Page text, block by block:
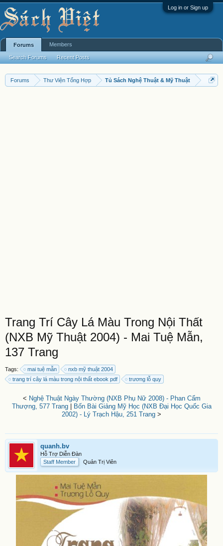
Log in or Sign up
Forums Thư Viện Tổng Hợp Tủ Sách Nghệ Thuật & Mỹ Thuật
Trang Trí Cây Lá Màu Trong Nội Thất
(NXB Mỹ Thuật 2004) - Mai Tuệ Mẫn,
137 Trang
Tags: mai tuệ mẫn
nxb mỹ thuật 2004
trang trí cây lá màu trong nội thất ebook pdf
trương lỗ quy
< Nghệ Thuật Ngày Thường (NXB Phụ Nữ 2008) - Phan Cẩm
Thượng, 577 Trang|
Bốn Bài Giảng Mỹ Học (NXB Đại Học Quốc Gia
2002) - Lý Trạch Hậu, 251 Trang >
quanh.bv
Hỗ Trợ Diễn Đàn
Staff Member
Quản Trị Viên
Forums
Search Forums Recent Posts
Members